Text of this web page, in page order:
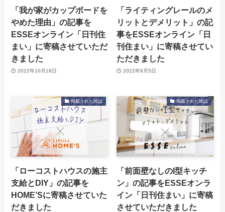
「我が家がカップボードを
やめた理由」の記事を
ESSEオンライン「日刊住
まい」に寄稿させていただ
きました
2022年10月18日
「ライティングレールのメ
リットとデメリット」の記
事をESSEオンライン「日
刊住まい」に寄稿させてい
ただきました
2022年9月5日
掲載された雑誌
「ローコストハウスの施主
支給とDIY」の記事を
HOME’Sに寄稿させていた
だきました
掲載された雑誌
「前面壁なしのI型キッチ
ン」の記事をESSEオンラ
イン「日刊住まい」に寄稿
させていただきました